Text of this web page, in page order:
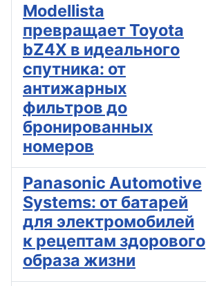
Modellista
превращает Toyota
bZ4X в идеального
спутника: от
антижарных
фильтров до
бронированных
номеров
Panasonic Automotive
Systems: от батарей
для электромобилей
к рецептам здорового
образа жизни